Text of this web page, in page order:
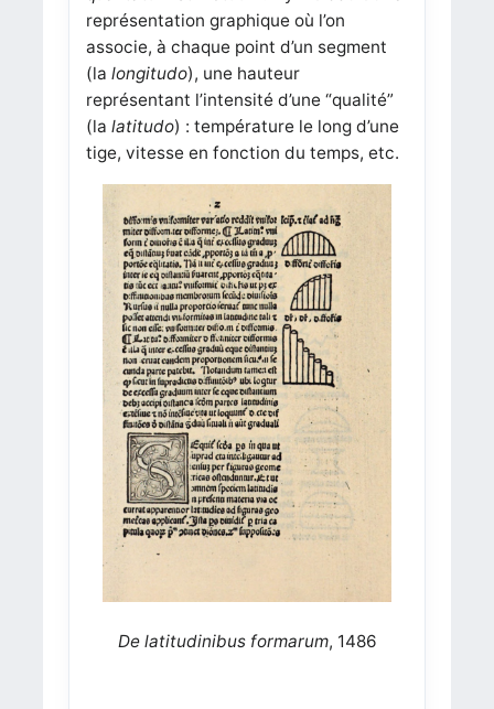
représentation graphique où l’on
associe, à chaque point d’un segment
(la longitudo), une hauteur
représentant l’intensité d’une “qualité”
(la latitudo) : température le long d’une
tige, vitesse en fonction du temps, etc.
De latitudinibus formarum, 1486